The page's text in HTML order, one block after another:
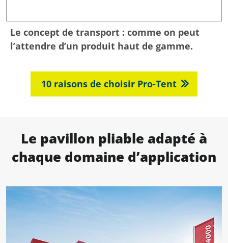
Le concept de transport : comme on peut
l’attendre d’un produit haut de gamme.
10 raisons de choisir Pro-Tent
Le pavillon pliable adapté à
chaque domaine d’application